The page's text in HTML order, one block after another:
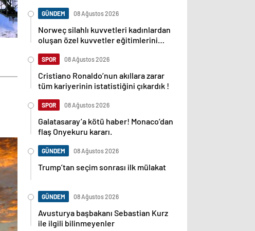
GÜNDEM 08 Ağustos 2026
Norweç silahlı kuvvetleri kadınlardan
oluşan özel kuvvetler eğitimlerini
SPOR 08 Ağustos 2026
Cristiano Ronaldo’nun akıllara zarar
tüm kariyerinin istatistiğini çıkardık !
SPOR 08 Ağustos 2026
Galatasaray’a kötü haber! Monaco’dan
flaş Onyekuru kararı.
GÜNDEM 08 Ağustos 2026
Trump’tan seçim sonrası ilk mülakat
GÜNDEM 08 Ağustos 2026
Avusturya başbakanı Sebastian Kurz
ile ilgili bilinmeyenler